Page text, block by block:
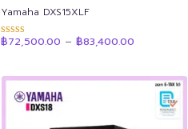
Yamaha DXS15XLF
ให้คะแนน
฿72,500.00 – ฿83,400.00
฿83,400.00